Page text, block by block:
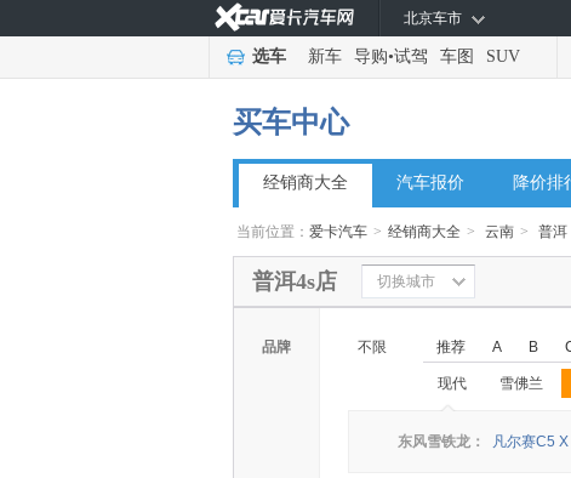
北京车市
选车 新车 导购•试驾 车图 SUV
买车中心
经销商大全 汽车报价 降价排
当前位置： 爱卡汽车 > 经销商大全 > 云南 > 普洱
普洱4s店 切换城市
品牌 不限 推荐 A B
现代 雪佛兰
◆
◆
东风雪铁龙： 凡尔赛C5 X